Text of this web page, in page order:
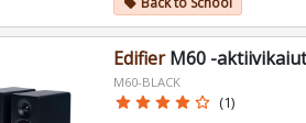
EdifierM60 -
M60-BLACK
star star star star star_border (1)